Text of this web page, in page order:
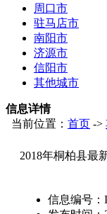
周口市
驻马店市
南阳市
济源市
信阳市
其他城市
信息详情
当前位置： 首页 ->
2018年桐柏县最
信息编号：